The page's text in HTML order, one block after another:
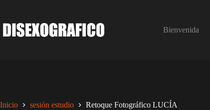
contenido
Bienvenida
Inicio sesión estudio Retoque Fotográfico LUCÍA